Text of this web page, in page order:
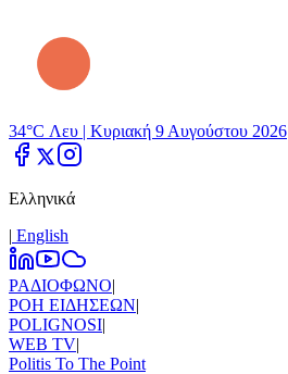
34°C Λευ | Κυριακή 9 Αυγούστου 2026
Ελληνικά
| Εnglish
ΡΑΔΙΟΦΩΝΟ|
ΡΟΗ ΕΙΔΗΣΕΩΝ|
POLIGNOSI|
WEB TV|
Politis To The Point